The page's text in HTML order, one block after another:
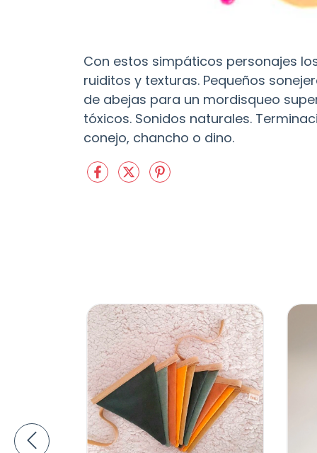
Con estos simpáticos personajes
ruiditos y texturas. Pequeños
de abejas para un mordisqueo
tóxicos. Sonidos naturales.
conejo, chancho o dino.